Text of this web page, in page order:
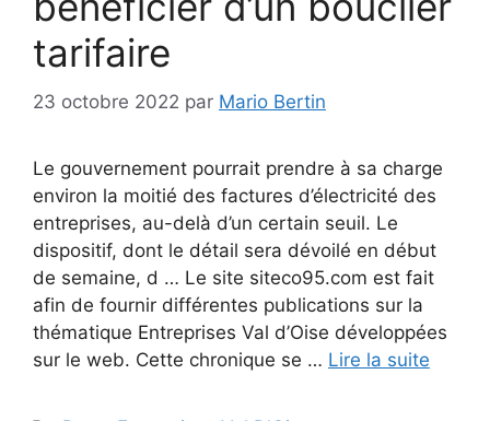
tarifaire
23 octobre 2022 par Mario Bertin
Le gouvernement pourrait prendre à sa charge
environ la moitié des factures d’électricité des
entreprises, au-delà d’un certain seuil. Le
dispositif, dont le détail sera dévoilé en début
de semaine, d … Le site siteco95.com est fait
afin de fournir différentes publications sur la
thématique Entreprises Val d’Oise développées
sur le web. Cette chronique se … Lire la suite